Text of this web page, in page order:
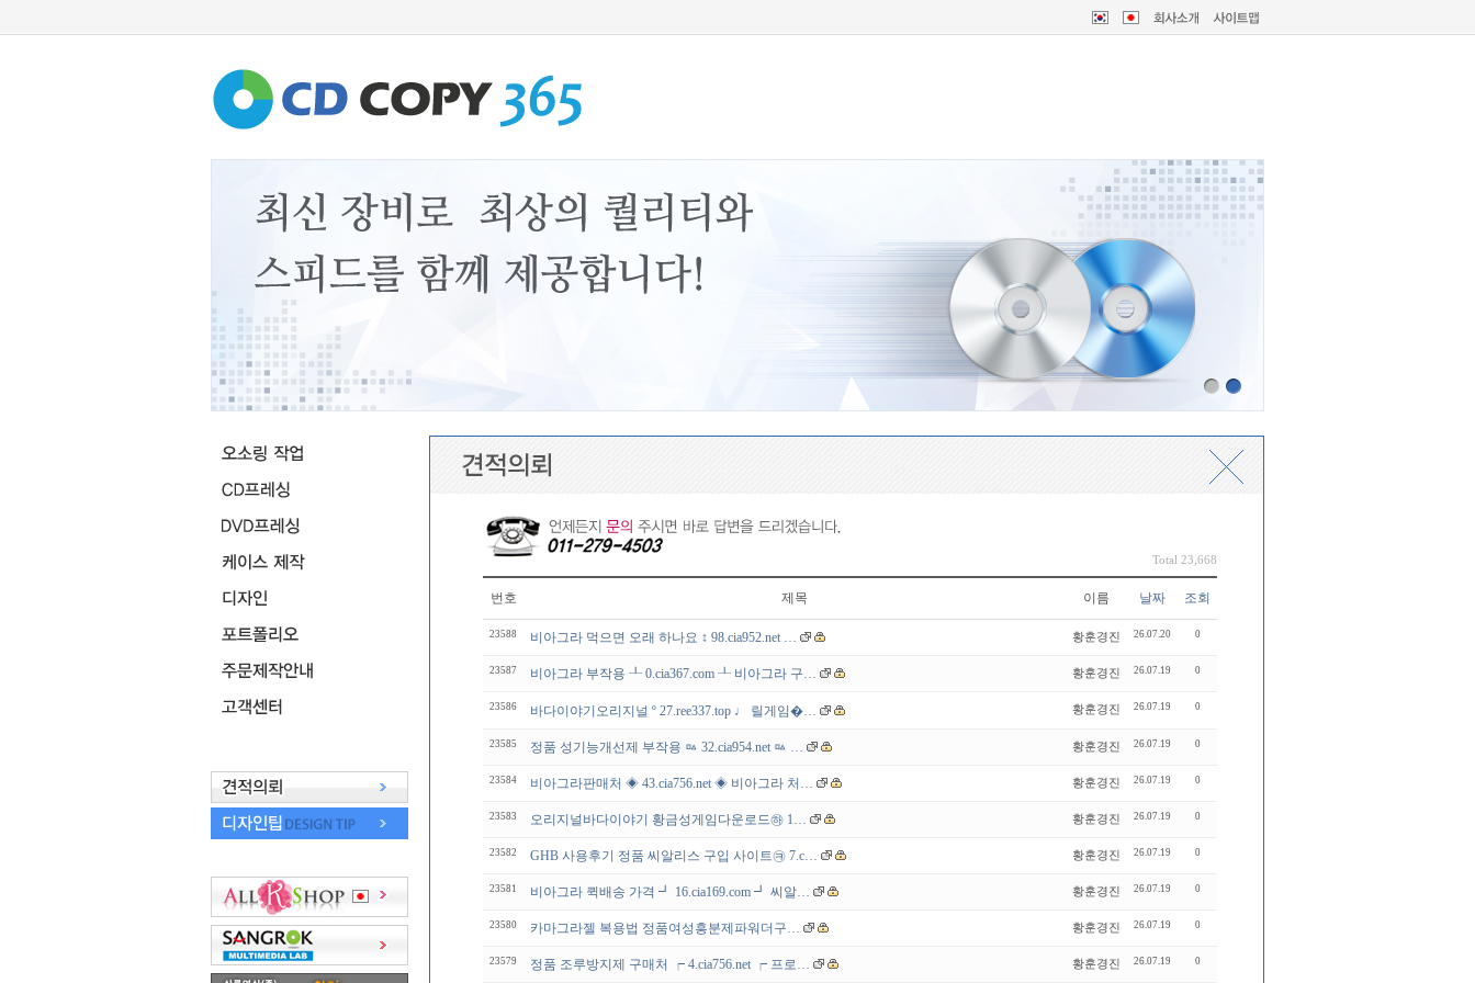
Total 23,668
번호 제목 이름 날짜 조회
23588 비아그라 먹으면 오래 하나요 ↕ 98.cia952.net … 황훈경진 26.07.20 0
23587 비아그라 부작용 ┸ 0.cia367.com ┸ 비아그라 구… 황훈경진 26.07.19 0
23586 바다이야기오리지널 º 27.ree337.top ♩ 릴게임�… 황훈경진 26.07.19 0
23585 정품 성기능개선제 부작용 ㅰ 32.cia954.net ㅰ … 황훈경진 26.07.19 0
23584 비아그라판매처 ◈ 43.cia756.net ◈ 비아그라 처… 황훈경진 26.07.19 0
23583 오리지널바다이야기 황금성게임다운로드㉻ 1… 황훈경진 26.07.19 0
23582 GHB 사용후기 정품 씨알리스 구입 사이트㉪ 7.c… 황훈경진 26.07.19 0
23581 비아그라 퀵배송 가격 ┛ 16.cia169.com ┛ 씨알… 황훈경진 26.07.19 0
23580 카마그라젤 복용법 정품여성흥분제파워더구… 황훈경진 26.07.19 0
23579 정품 조루방지제 구매처 ┍ 4.cia756.net ┍ 프로… 황훈경진 26.07.19 0